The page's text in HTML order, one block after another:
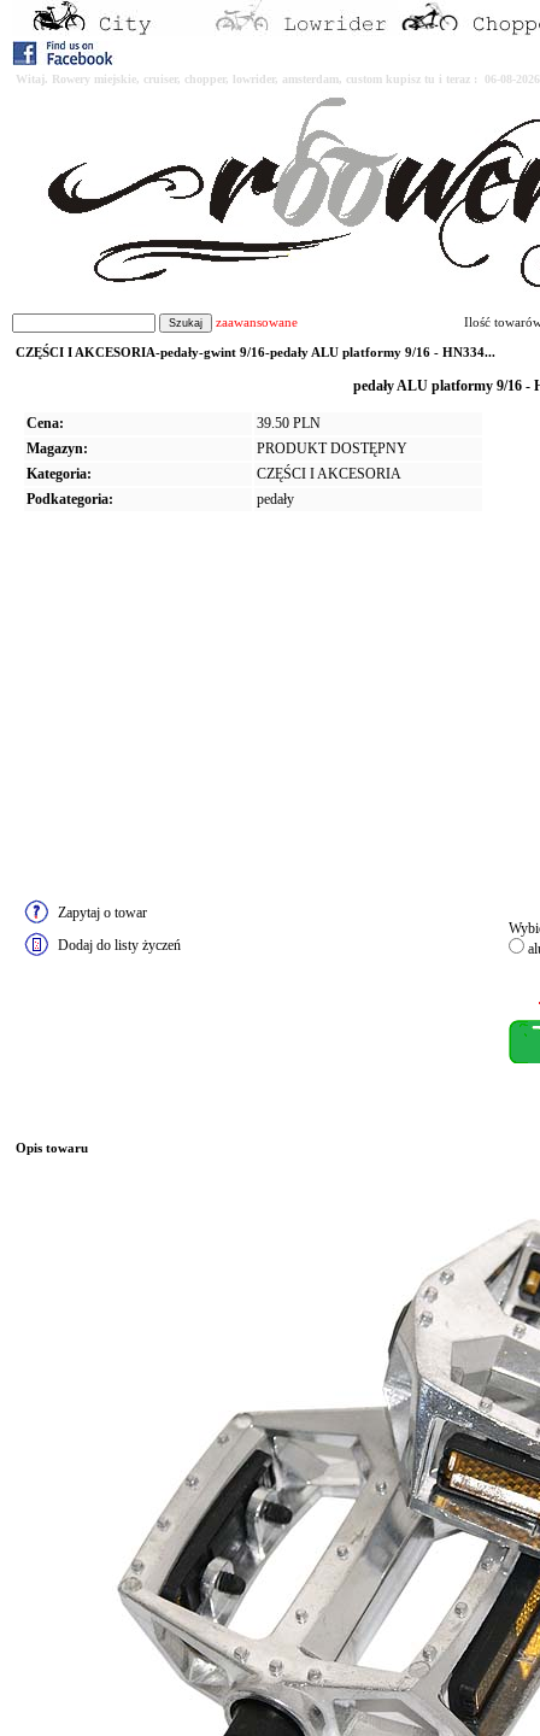
Witaj. Rowery miejskie, cruiser, chopper, lowrider, amsterdam, custom kupisz tu i teraz : 06-08-
zaawansowane Ilość
CZĘŚCI I AKCESORIA-pedały-gwint 9/16-pedały ALU platformy 9/16 - HN334...
pedały ALU platformy 9/16 -
Cena:
39.50 PLN
Magazyn:
PRODUKT DOSTĘPNY
Kategoria:
CZĘŚCI I AKCESORIA
Podkategoria:
pedały
Zapytaj o towar
Dodaj do listy życzeń
Opis towaru